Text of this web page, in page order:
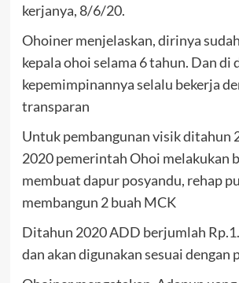
kerjanya, 8/6/20.
Ohoiner menjelaskan, dirinya
kepala ohoi selama 6 tahun. Dan di
kepemimpinannya selalu bekerja
transparan
Untuk pembangunan visik ditahun
2020 pemerintah Ohoi melakukan
membuat dapur posyandu, rehap
membangun 2 buah MCK
Ditahun 2020 ADD berjumlah Rp.
dan akan digunakan sesuai dengan